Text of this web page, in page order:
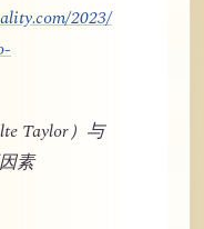
2023/
Taylor）与
素